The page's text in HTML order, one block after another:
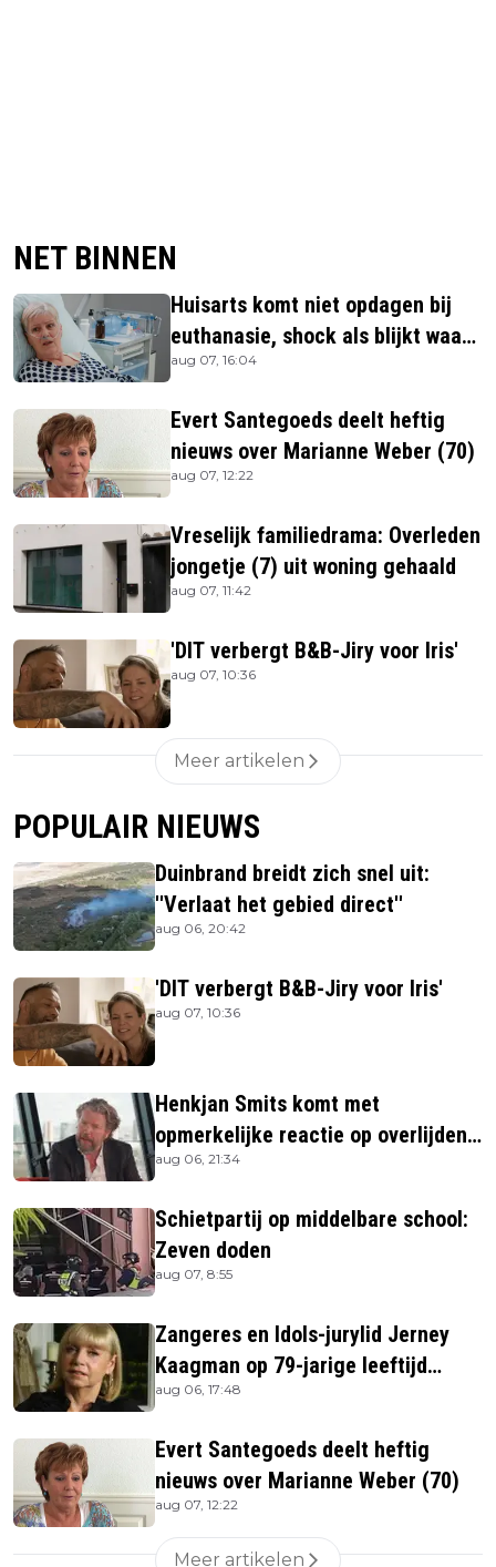
NET BINNEN
Huisarts komt niet opdagen bij
euthanasie, shock als blijkt waar
ze is
aug 07, 16:04
Evert Santegoeds deelt heftig
nieuws over Marianne Weber (70)
aug 07, 12:22
Vreselijk familiedrama: Overleden
jongetje (7) uit woning gehaald
aug 07, 11:42
'DIT verbergt B&B-Jiry voor Iris'
aug 07, 10:36
Meer artikelen
POPULAIR NIEUWS
Duinbrand breidt zich snel uit:
''Verlaat het gebied direct''
aug 06, 20:42
'DIT verbergt B&B-Jiry voor Iris'
aug 07, 10:36
Henkjan Smits komt met
opmerkelijke reactie op overlijden
Jerney Kaagman
aug 06, 21:34
Schietpartij op middelbare school:
Zeven doden
aug 07, 8:55
Zangeres en Idols-jurylid Jerney
Kaagman op 79-jarige leeftijd
overleden
aug 06, 17:48
Evert Santegoeds deelt heftig
nieuws over Marianne Weber (70)
aug 07, 12:22
Meer artikelen